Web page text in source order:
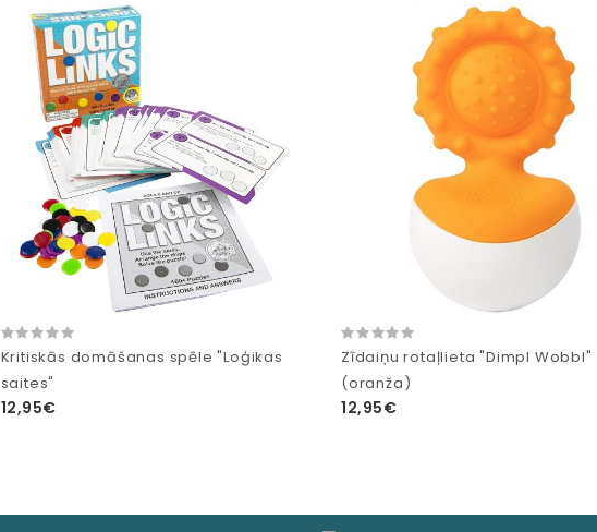
Kritiskās domāšanas spēle "Loģikas
saites"
12,95€
Zīdaiņu rotaļlieta "Dimpl Wobbl"
(oranža)
12,95€